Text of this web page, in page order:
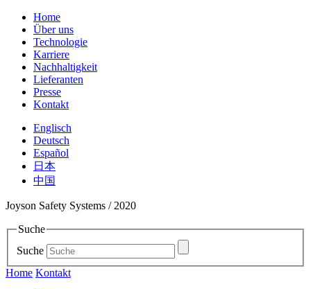
Home
Über uns
Technologie
Karriere
Nachhaltigkeit
Lieferanten
Presse
Kontakt
Englisch
Deutsch
Español
日本
中国
Joyson Safety Systems / 2020
Suche
Suche
Home Kontakt